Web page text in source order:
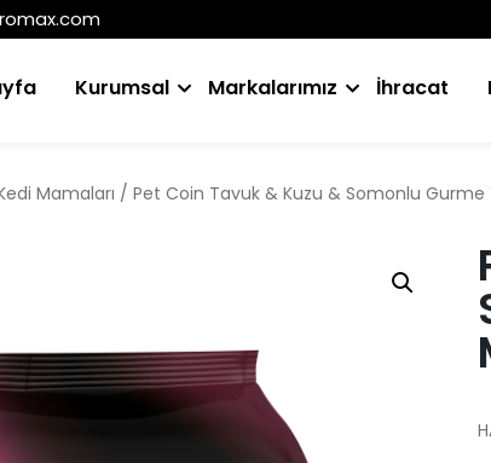
Kurumsal Markalarımız İhracat
Mamaları / Pet Coin Tavuk & Kuzu & Somonlu Gurme